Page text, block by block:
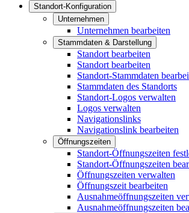
Standort-Konfiguration
Unternehmen
Unternehmen bearbeiten
Stammdaten & Darstellung
Standort bearbeiten
Standort bearbeiten
Standort-Stammdaten
Stammdaten des Standorts
Standort-Logos verwalten
Logos verwalten
Navigationslinks
Navigationslink bearbeiten
Öffnungszeiten
Standort-Öffnungszeiten
Standort-Öffnungszeiten
Öffnungszeiten verwalten
Öffnungszeit bearbeiten
Ausnahmeöffnungszeiten
Ausnahmeöffnungszeiten